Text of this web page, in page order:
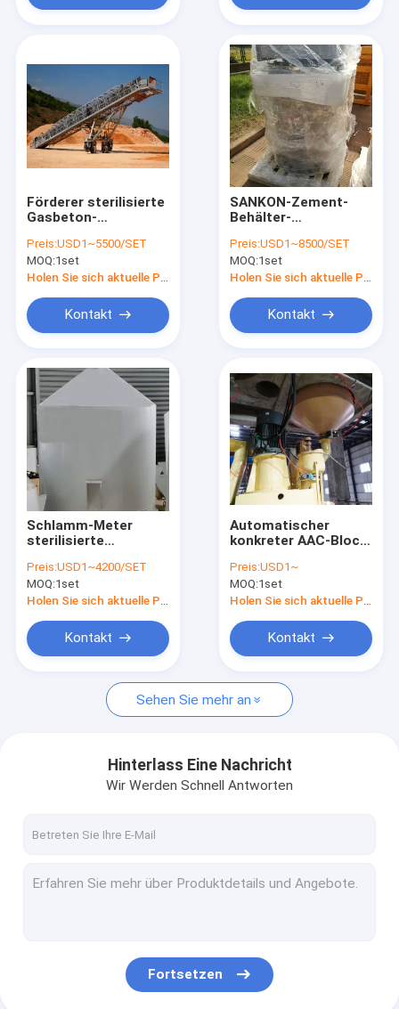
Automatischer Betonblock, der Maschine herstellt
Halb automatischer Block, der Maschine herstellt
AAC-Ziegelstein-Maschine
Leichte Wand-Maschine
Sterilisierte Gasbeton-Fertigungsstraße
Block-Ziegelstein-Maschine
Mobiler Betonblock, der Maschine herstellt
AAC-Maschinen-Fall-Tabelle
Förderer sterilisierte
Gasbeton-
Preis:USD1~5500/SET
MOQ:1set
Holen Sie sich aktuelle Preis
Kontakt
SANKON-Zement-
Behälter-
Staub-Kollektor
Preis:USD1~8500/SET
MOQ:1set
Holen Sie sich aktuelle Preis
Kontakt
Schlamm-Meter
sterilisierte
Fertigungsstraße
Preis:USD1~4200/SET
MOQ:1set
Holen Sie sich aktuelle Preis
Kontakt
Automatischer
konkreter AAC-Block-
Fertigungsstraße-
Maschine-
Aluminiumpulvermischer
Preis:USD1~
MOQ:1set
Holen Sie sich aktuelle Preis
Kontakt
Sehen Sie mehr an
Hinterlass Eine Nachricht
Wir Werden Schnell Antworten
Fortsetzen